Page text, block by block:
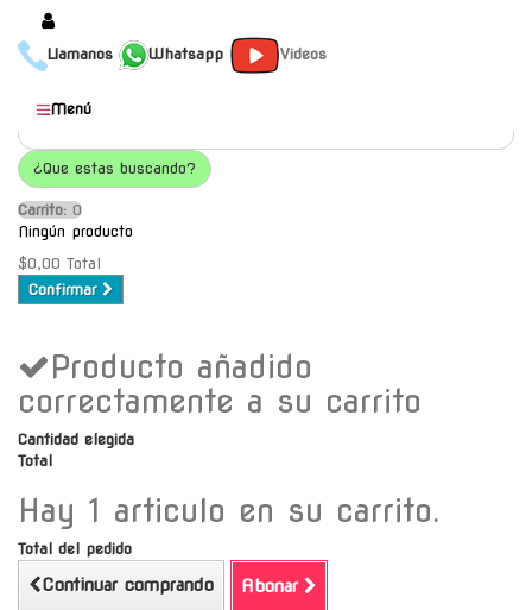
Llamanos Whatsapp Videos
Productos
Populares
Categorías
Marcas
Mayoristas
Contacto
Envío gratis a C.A.B.A. a
partir de $30000
Menú
¿Que estas buscando?
Carrito: O
Ningún producto
$0,00 Total
Confirmar
Producto añadido
correctamente a su carrito
Cantidad elegida
Total
Hay 1 articulo en su carrito.
Total del pedido
Continuar comprando Abonar